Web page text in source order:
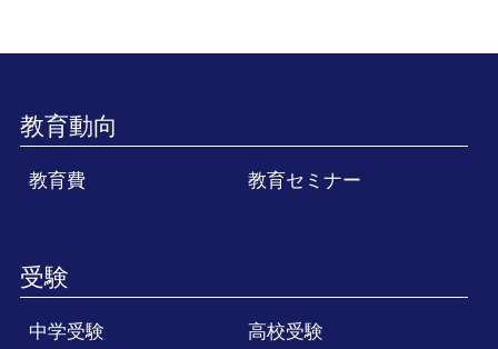
教育動向
教育費 教育セミナー
受験
中学受験
高校受験